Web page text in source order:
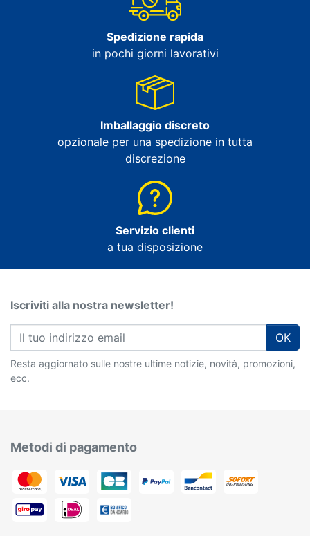
Spedizione rapida
in pochi giorni lavorativi
Imballaggio discreto
opzionale per una spedizione in tutta
discrezione
Servizio clienti
a tua disposizione
Iscriviti alla nostra newsletter!
OK
Resta aggiornato sulle nostre ultime notizie, novità, promozioni,
ecc.
Metodi di pagamento